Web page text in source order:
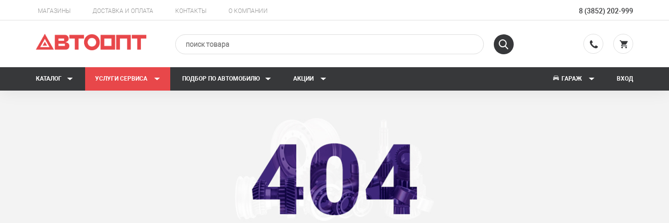
МАГАЗИНЫ ДОСТАВКА И ОПЛАТА КОНТАКТЫ О КОМПАНИИ 8 (3852) 202-999
КАТАЛОГ УСЛУГИ СЕРВИСА ПОДБОР ПО АВТОМОБИЛЮ АКЦИИ ГАРАЖ ВХОД